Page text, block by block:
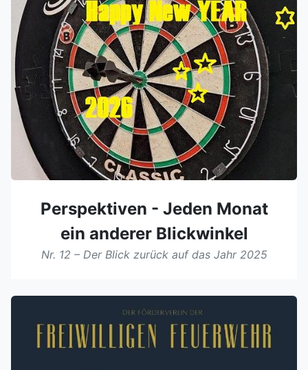
Perspektiven - Jeden Monat
ein anderer Blickwinkel
Nr. 12 – Der Blick zurück auf das Jahr 2025